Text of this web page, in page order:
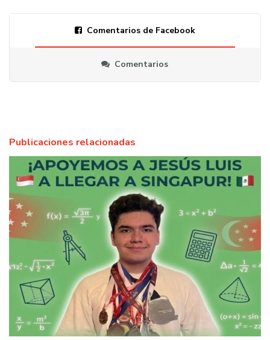
Comentarios de Facebook
Comentarios
Publicaciones relacionadas